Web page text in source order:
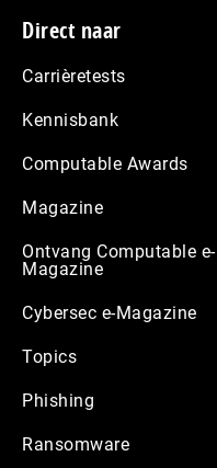
Footer
Direct naar
Carrièretests
Kennisbank
Computable Awards
Magazine
Ontvang Computable e-
Magazine
Cybersec e-Magazine
Topics
Phishing
Ransomware